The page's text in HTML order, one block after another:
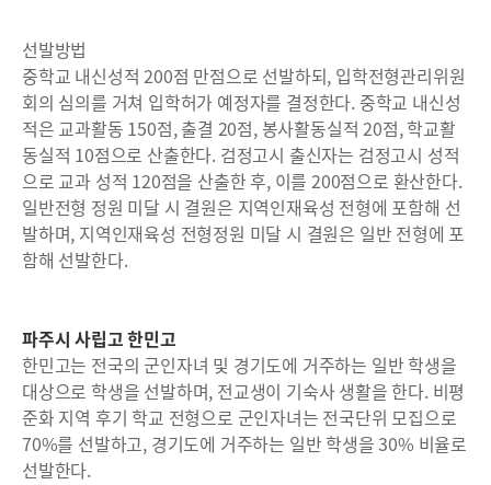
선발방법
중학교 내신성적 200점 만점으로 선발하되, 입학전형관리위원
회의 심의를 거쳐 입학허가 예정자를 결정한다. 중학교 내신성
적은 교과활동 150점, 출결 20점, 봉사활동실적 20점, 학교활
동실적 10점으로 산출한다. 검정고시 출신자는 검정고시 성적
으로 교과 성적 120점을 산출한 후, 이를 200점으로 환산한다.
일반전형 정원 미달 시 결원은 지역인재육성 전형에 포함해 선
발하며, 지역인재육성 전형정원 미달 시 결원은 일반 전형에 포
함해 선발한다.
파주시 사립고 한민고
한민고는 전국의 군인자녀 및 경기도에 거주하는 일반 학생을
대상으로 학생을 선발하며, 전교생이 기숙사 생활을 한다. 비평
준화 지역 후기 학교 전형으로 군인자녀는 전국단위 모집으로
70%를 선발하고, 경기도에 거주하는 일반 학생을 30% 비율로
선발한다.